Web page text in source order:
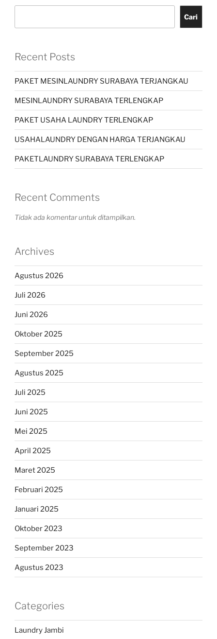
Cari
Recent Posts
PAKET MESINLAUNDRY SURABAYA TERJANGKAU
MESINLAUNDRY SURABAYA TERLENGKAP
PAKET USAHA LAUNDRY TERLENGKAP
USAHALAUNDRY DENGAN HARGA TERJANGKAU
PAKETLAUNDRY SURABAYA TERLENGKAP
Recent Comments
Tidak ada komentar untuk ditampilkan.
Archives
Agustus 2026
Juli 2026
Juni 2026
Oktober 2025
September 2025
Agustus 2025
Juli 2025
Juni 2025
Mei 2025
April 2025
Maret 2025
Februari 2025
Januari 2025
Oktober 2023
September 2023
Agustus 2023
Categories
Laundry Jambi